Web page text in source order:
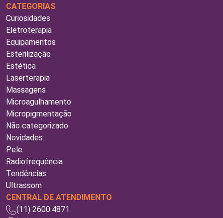
CATEGORIAS
Curiosidades
Eletroterapia
Equipamentos
Esterilização
Estética
Laserterapia
Massagens
Microagulhamento
Micropigmentação
Não categorizado
Novidades
Pele
Radiofrequência
Tendências
Ultrassom
CENTRAL DE ATENDIMENTO
(11) 2600.4871